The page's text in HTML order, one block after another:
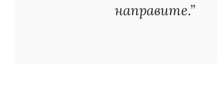
направите.”